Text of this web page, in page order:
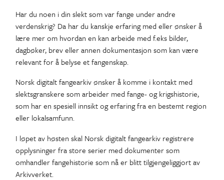
Har du noen i din slekt som var fange under andre
verdenskrig? Da har du kanskje erfaring med eller ønsker å
lære mer om hvordan en kan arbeide med f.eks bilder,
dagbøker, brev eller annen dokumentasjon som kan være
relevant for å belyse et fangenskap.
Norsk digitalt fangearkiv ønsker å komme i kontakt med
slektsgranskere som arbeider med fange- og krigshistorie,
som har en spesiell innsikt og erfaring fra en bestemt region
eller lokalsamfunn.
I løpet av høsten skal Norsk digitalt fangearkiv registrere
opplysninger fra store serier med dokumenter som
omhandler fangehistorie som nå er blitt tilgjengeliggjort av
Arkivverket.